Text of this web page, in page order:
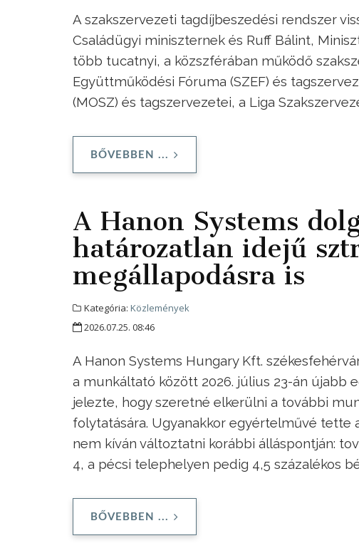
A szakszervezeti tagdíjbeszedési rendszer
Családügyi miniszternek és Ruff Bálint,
több tucatnyi, a közszférában működő
Együttműködési Fóruma (SZEF) és
(MOSZ) és tagszervezetei, a Liga
BŐVEBBEN ...
A Hanon Systems
határozatlan idejű
megállapodásra is
Kategória: Közlemények
2026.07.25. 08:46
A Hanon Systems Hungary Kft.
a munkáltató között 2026. július 23-án újabb
jelezte, hogy szeretné elkerülni a további
folytatására. Ugyanakkor egyértelművé tette
nem kíván változtatni korábbi álláspontján:
4, a pécsi telephelyen pedig 4,5 százalékos
BŐVEBBEN ...